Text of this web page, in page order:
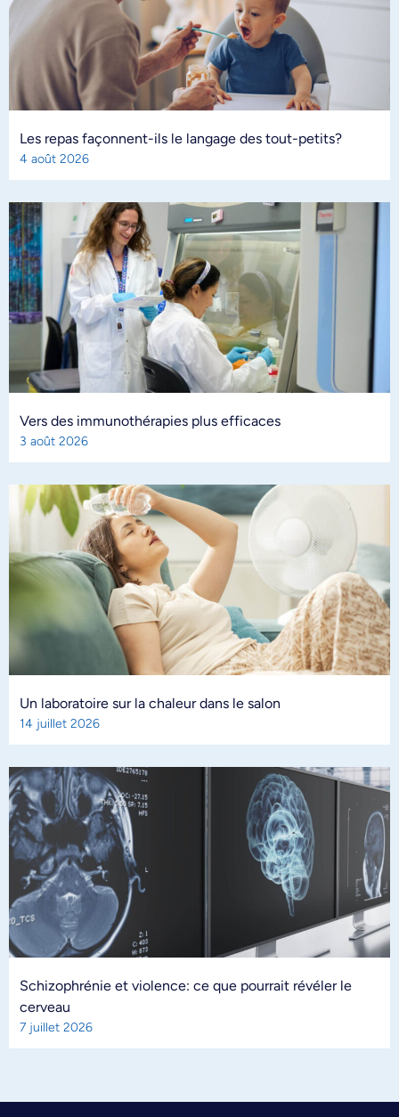
Les repas façonnent-ils le langage des tout-petits?
4 août 2026
Vers des immunothérapies plus efficaces
3 août 2026
Un laboratoire sur la chaleur dans le salon
14 juillet 2026
Schizophrénie et violence: ce que pourrait révéler le
cerveau
7 juillet 2026